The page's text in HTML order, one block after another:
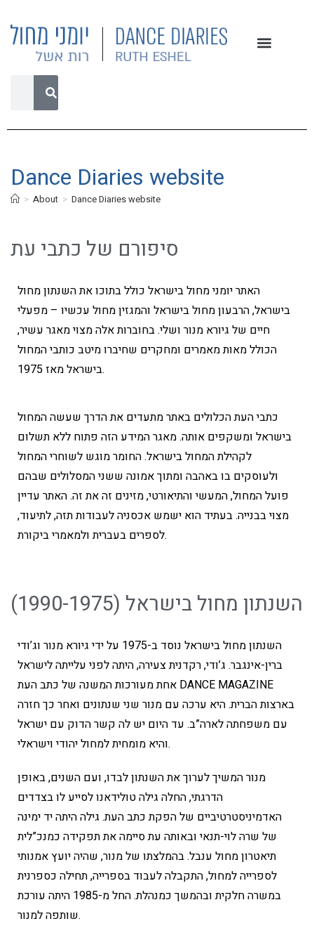
Dance Diaries website
> About > Dance Diaries website
סיפורם של כתבי עת
האתר יומני מחול בישראל כולל בתוכו את השנתון מחול
בישראל, הרבעון מחול בישראל והמגזין מחול עכשיו – מפעלי
חיים של גיורא מנור ושלי. בחוברות אלה מצוי מאגר עשיר,
הכולל מאות מאמרים ומחקרים שחיברו מיטב כותבי המחול
בישראל מאז 1975.
כתבי העת הכלולים באתר מתעדים את הדרך שעשה המחול
בישראל ומשקפים אותה. מאגר המידע הזה פתוח ללא תשלום
לקהילת המחול בישראל. החומר מוגש לשוחרי המחול
ולעוסקים בו באהבה ומתוך אמונה ששני המסלולים שבהם
פועל המחול, המעשי והתיאורטי, מזינים זה את זה. האתר עדיין
מצוי בבנייה. בעתיד הוא ישמש אכסניה לעבודות תזה, לתיעוד,
לספרים בעברית ולמאמרי ביקורת.
השנתון מחול בישראל (1990-1975)
השנתון מחול בישראל נוסד ב-1975 על ידי גיורא מנור וג’ודי
ברין-אינגבר. ג’ודי, רקדנית צעירה, היתה לפני עלייתה לישראל
אחת מעורכות המשנה של כתב העת DANCE MAGAZINE
בארצות הברית. היא ערכה עם מנור שני שנתונים ואחר כך חזרה
עם משפחתה לארה”ב. עד היום יש לה קשר הדוק עם ישראל
והיא מומחית למחול יהודי וישראלי.
מנור המשיך לערוך את השנתון לבדו, ועם השנים, באופן
הדרגתי, החלה גילה טולידאנו לסייע לו בצדדים
האדמיניסטרטיביים של הפקת כתב העת. גילה היתה יד ימינה
של שרה לוי-תנאי ובאותה עת סיימה את תפקידה כמנכ”לית
תיאטרון מחול ענבל. בהמלצתו של מנור, שהיה יועץ אמנותי
לספרייה למחול, התקבלה לעבוד בספרייה, תחילה כספרנית
במשרה חלקית ובהמשך כמנהלת. החל מ-1985 היתה עורכת
שותפה למנור.